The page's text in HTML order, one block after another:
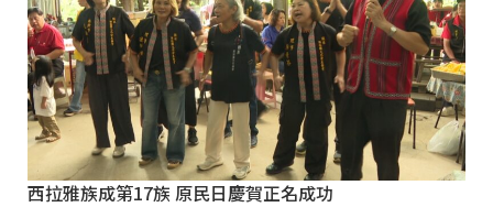
西拉雅族成第17族 原民日慶賀正名成功